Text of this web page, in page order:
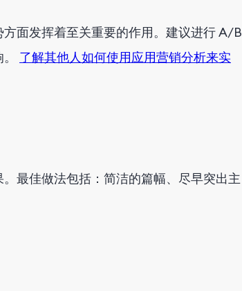
面发挥着至关重要的作用。建议进行 A/B
了解其他人如何使用应用营销分析来实
最佳做法包括：简洁的篇幅、尽早突出主